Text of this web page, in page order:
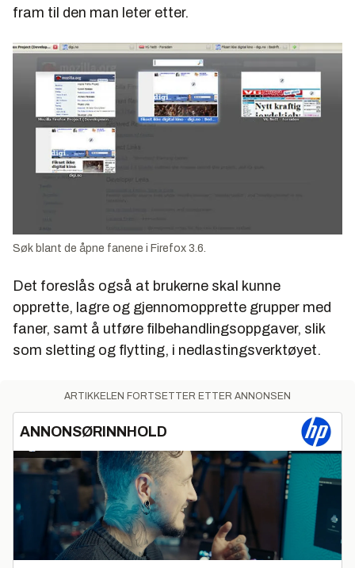
fram til den man leter etter.
Søk blant de åpne fanene i Firefox 3.6.
Det foreslås også at brukerne skal kunne
opprette, lagre og gjennomopprette grupper med
faner, samt å utføre filbehandlingsoppgaver, slik
som sletting og flytting, i nedlastingsverktøyet.
ARTIKKELEN FORTSETTER ETTER ANNONSEN
ANNONSØRINNHOLD